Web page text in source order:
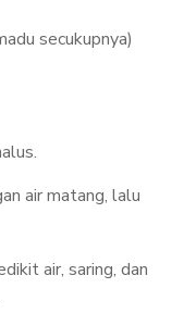
secukupnya)
air matang, lalu
air, saring, dan